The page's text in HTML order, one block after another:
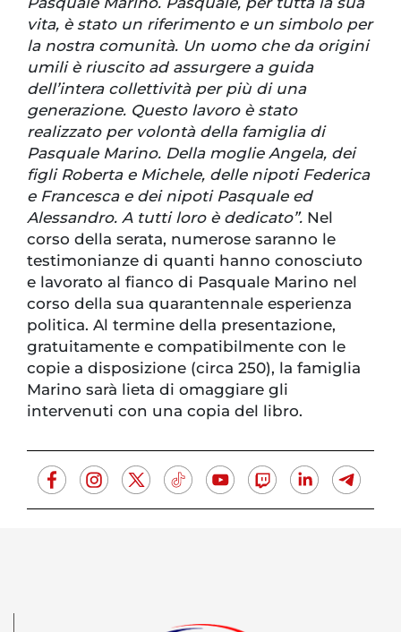
vita, è stato un riferimento e un simbolo per
la nostra comunità. Un uomo che da origini
umili è riuscito ad assurgere a guida
dell’intera collettività per più di una
generazione. Questo lavoro è stato
realizzato per volontà della famiglia di
Pasquale Marino. Della moglie Angela, dei
figli Roberta e Michele, delle nipoti Federica
e Francesca e dei nipoti Pasquale ed
Alessandro. A tutti loro è dedicato”. Nel
corso della serata, numerose saranno le
testimonianze di quanti hanno conosciuto
e lavorato al fianco di Pasquale Marino nel
corso della sua quarantennale esperienza
politica. Al termine della presentazione,
gratuitamente e compatibilmente con le
copie a disposizione (circa 250), la famiglia
Marino sarà lieta di omaggiare gli
intervenuti con una copia del libro.